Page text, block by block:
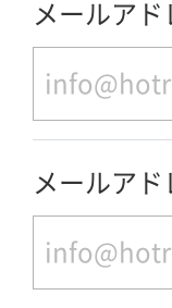
メールアド
メールア